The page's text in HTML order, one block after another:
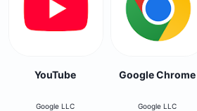
YouTube
Google LLC
Google Chrome
Google LLC